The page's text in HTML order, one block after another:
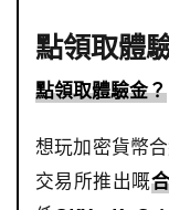
點領取體
點領取體驗金？
想玩加密貨幣
交易所推出嘅